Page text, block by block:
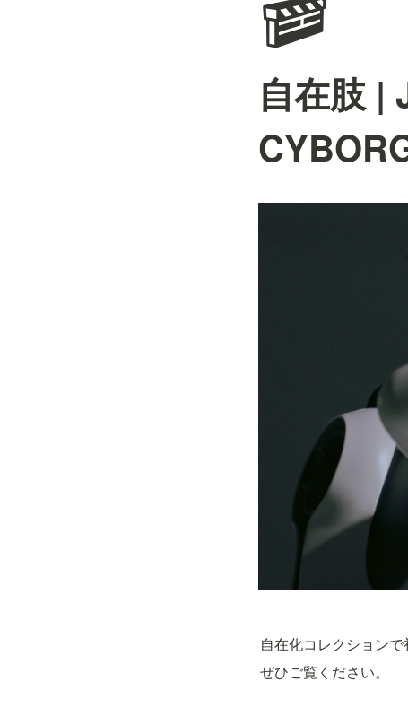
自在肢 |
自在化コレクション
ぜひご覧ください。